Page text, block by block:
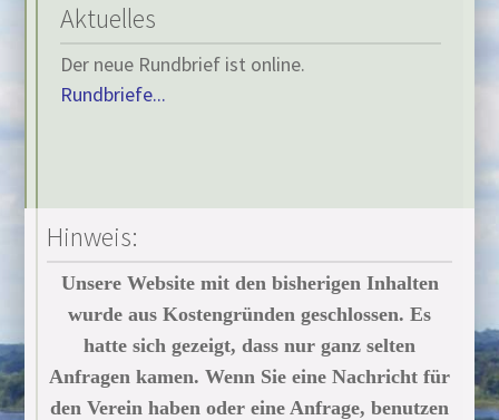
Aktuelles
Der neue Rundbrief ist online.
Rundbriefe...
Hinweis:
Unsere Website mit den bisherigen Inhalten
wurde aus Kostengründen geschlossen. Es
hatte sich gezeigt, dass nur ganz selten
Anfragen kamen. Wenn Sie eine Nachricht für
den Verein haben oder eine Anfrage, benutzen